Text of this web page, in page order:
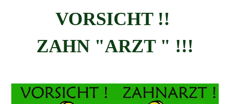
VORSICHT !!
ZAHN "ARZT " !!!